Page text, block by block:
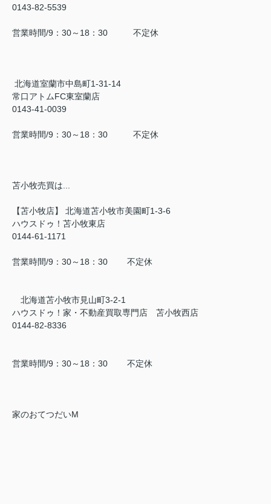
0143-82-5539
営業時間/9：30～18：30 不定休
北海道室蘭市中島町1-31-14
常口アトムFC東室蘭店
0143-41-0039
営業時間/9：30～18：30 不定休
苫小牧売買は...
【苫小牧店】 北海道苫小牧市美園町1-3-6
ハウスドゥ！苫小牧東店
0144-61-1171
営業時間/9：30～18：30 不定休
北海道苫小牧市見山町3-2-1
ハウスドゥ！家・不動産買取専門店 苫小牧西店
0144-82-8336
営業時間/9：30～18：30 不定休
家のおてつだいM